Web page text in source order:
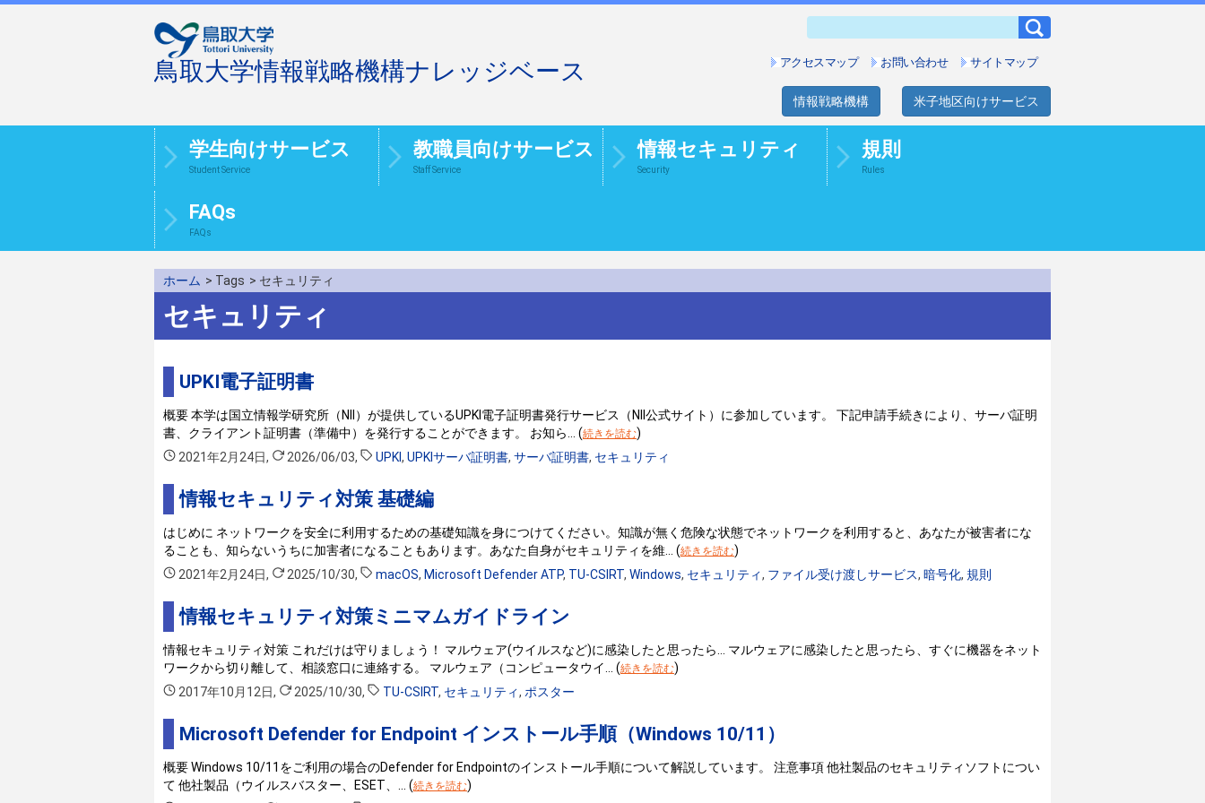
鳥取大学情報戦略機構ナレッジベース アクセスマップ お問い合わせ サイトマップ
情報戦略機構 米子地区向けサービス
学生向けサービス
Student Service
教職員向けサービス
Staff Service
情報セキュリティ
Security
規則
Rules
FAQs
FAQs
ホーム > Tags > セキュリティ
セキュリティ
UPKI電子証明書
概要 本学は国立情報学研究所（NII）が提供しているUPKI電子証明書発行サービス（NII公式サイト）に参加しています。 下記申請手続きにより、サーバ証明
書、クライアント証明書（準備中）を発行することができます。 お知ら… (続きを読む)
2021年2月24日, 2026/06/03, UPKI, UPKIサーバ証明書, サーバ証明書, セキュリティ
情報セキュリティ対策 基礎編
はじめに ネットワークを安全に利用するための基礎知識を身につけてください。知識が無く危険な状態でネットワークを利用すると、あなたが被害者にな
ることも、知らないうちに加害者になることもあります。あなた自身がセキュリティを維… (続きを読む)
2021年2月24日, 2025/10/30, macOS, Microsoft Defender ATP, TU-CSIRT, Windows, セキュリティ, ファイル受け渡しサービス, 暗号化, 規則
情報セキュリティ対策ミニマムガイドライン
情報セキュリティ対策 これだけは守りましょう！ マルウェア(ウイルスなど)に感染したと思ったら… マルウェアに感染したと思ったら、すぐに機器をネット
ワークから切り離して、相談窓口に連絡する。 マルウェア（コンピュータウイ… (続きを読む)
2017年10月12日, 2025/10/30, TU-CSIRT, セキュリティ, ポスター
Microsoft Defender for Endpoint インストール手順（Windows 10/11）
概要 Windows 10/11をご利用の場合のDefender for Endpointのインストール手順について解説しています。 注意事項 他社製品のセキュリティソフトについ
て 他社製品（ウイルスバスター、ESET、… (続きを読む)